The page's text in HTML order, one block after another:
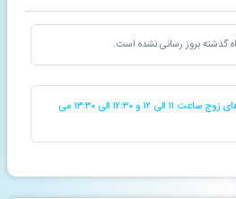
گذشته بروز رسانی نشده است.
سانس آب درمانی بانوان روزهای زوج ساعت ۱۱ الی ۱۲ و ۱۲:۳۰ الی ۱۳:۳۰ می